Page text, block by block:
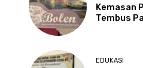
Kemasan
Tembus
EDUKASI